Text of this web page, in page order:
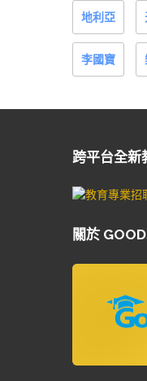
地利亞
李國寶
跨平台全新
關於